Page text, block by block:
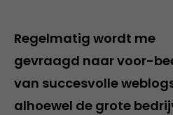
Regelmatig wordt me
gevraagd naar voor-
van succesvolle
alhoewel de grote